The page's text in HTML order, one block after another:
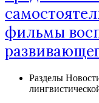
фильмы
Разделы